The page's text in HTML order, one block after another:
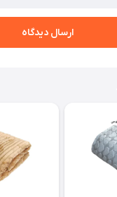
ارسال دیدگاه